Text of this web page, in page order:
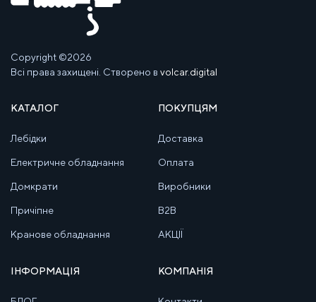
Copyright ©2026
Всі права захищені. Створено в volcar.digital
КАТАЛОГ
Лебідки
Електричне обладнання
Домкрати
Причіпне
Кранове обладнання
ПОКУПЦЯМ
Доставка
Оплата
Виробники
B2B
АКЦІЇ
ІНФОРМАЦІЯ КОМПАНІЯ